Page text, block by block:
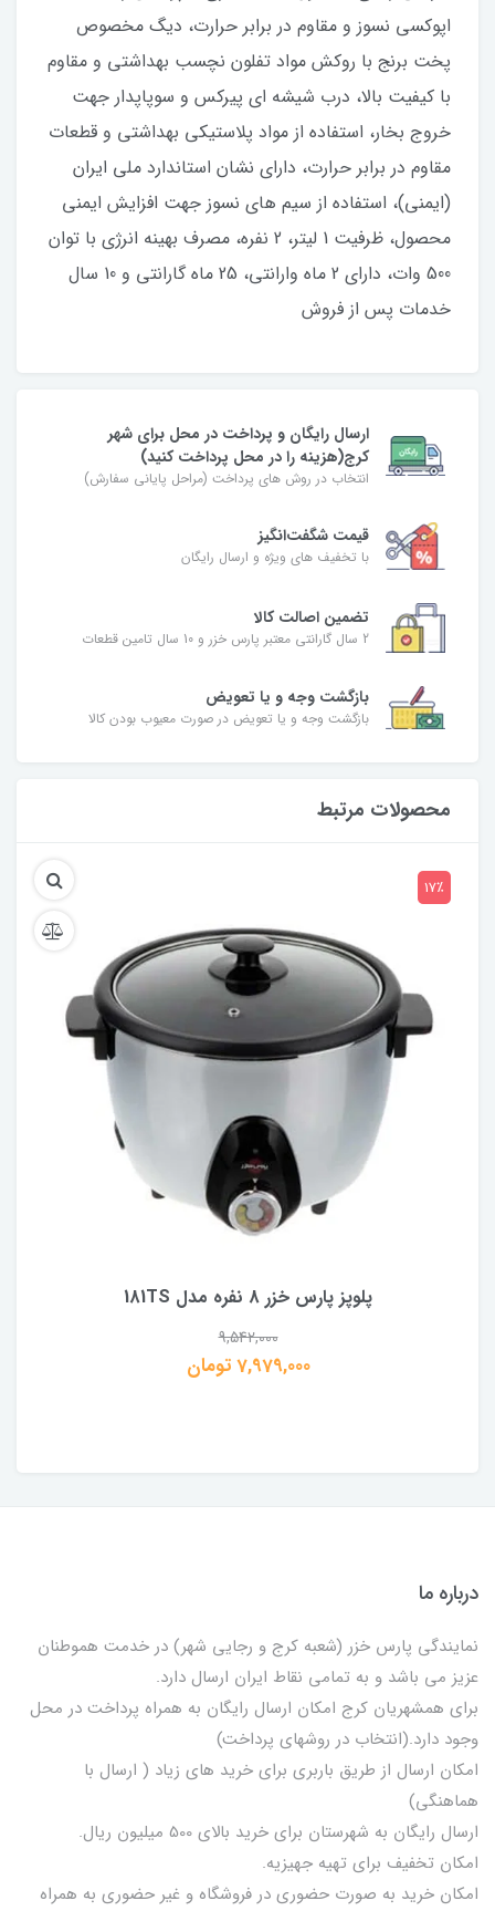
اپوكسي نسوز و مقاوم در برابر حرارت، دیگ مخصوص
پخت برنج با روکش مواد تفلون نچسب بهداشتی و مقاوم
با کیفیت بالا، درب شیشه ای پيركس و سوپاپدار جهت
خروج بخار، استفاده از مواد پلاستیکی بهداشتي و قطعات
مقاوم در برابر حرارت، دارای نشان استاندارد ملی ایران
(ایمنی)، استفاده از سیم های نسوز جهت افزايش ايمني
محصول، ظرفيت 1 ليتر، 2 نفره، مصرف بهينه انرژي با توان
500 وات، داراي 2 ماه وارانتي، 25 ماه گارانتي و 10 سال
خدمات پس از فروش
ارسال رایگان و پرداخت در محل برای شهر
کرج(هزینه را در محل پرداخت کنید)
انتخاب در روش های پرداخت (مراحل پایانی سفارش)
قیمت شگفت‌انگیز
با تخفیف های ویژه و ارسال رایگان
تضمین اصالت کالا
2 سال گارانتی معتبر پارس خزر و 10 سال تامین قطعات
بازگشت وجه و یا تعویض
بازگشت وجه و یا تعویض در صورت معیوب بودن کالا
محصولات مرتبط
پلوپز پارس خزر 8 نفره مدل 181TS
9,542,000
7,979,000 تومان
17٪
درباره ما
نمایندگی پارس خزر (شعبه کرج و رجایی شهر) در خدمت هموطنان
عزیز می باشد و به تمامی نقاط ایران ارسال دارد.
برای همشهریان کرج امکان ارسال رایگان به همراه پرداخت در محل
وجود دارد.(انتخاب در روشهای پرداخت)
امکان ارسال از طریق باربری برای خرید های زیاد ( ارسال با
هماهنگی)
ارسال رایگان به شهرستان برای خرید بالای 500 میلیون ریال.
امکان تخفیف برای تهیه جهیزیه.
امکان خرید به صورت حضوری در فروشگاه و غیر حضوری به همراه